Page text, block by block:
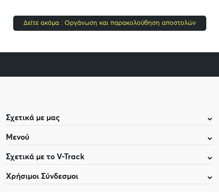
Δείτε ακόμα : Οργάνωση και παρακολούθηση αποστολών
Σχετικά με μας
Μενού
Σχετικά με το V-Track
Χρήσιμοι Σύνδεσμοι